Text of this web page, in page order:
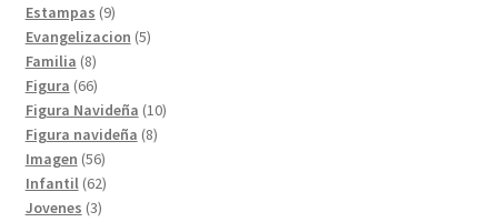
Estampas 99
productos
Evangelizacion 55
Familia 88
productos
Figura 6666
productos
Figura Navideña 1010
Figura navideña 88
Imagen 5656
productos
Infantil 6262
productos
Jovenes 33